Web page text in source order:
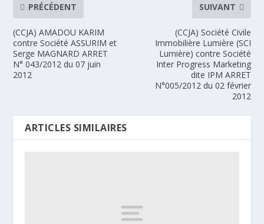
PRÉCÉDENT
(CCJA) AMADOU KARIM
contre Société ASSURIM et
Serge MAGNARD ARRET
N° 043/2012 du 07 juin
2012
SUIVANT
(CCJA) Société Civile
Immobilière Lumière (SCI
Lumière) contre Société
Inter Progress Marketing
dite IPM ARRET
N°005/2012 du 02 février
2012
ARTICLES SIMILAIRES